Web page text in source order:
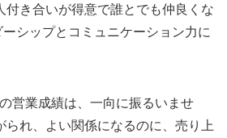
付き合いが得意で誰とでも仲良くな
シップとコミュニケーション力に
営業成績は、一向に振るいませ
られ、よい関係になるのに、売り上